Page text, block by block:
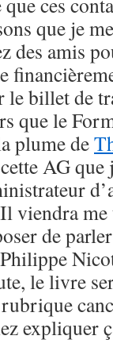
que je
des amis
le billet de
que le
plume de
AG
viendra
de
le livre